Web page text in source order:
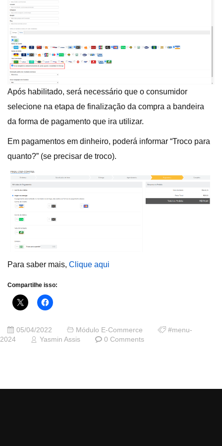
Após habilitado, será necessário que o consumidor
selecione na etapa de finalização da compra a bandeira
da forma de pagamento que ira utilizar.
Em pagamentos em dinheiro, poderá informar “Troco para
quanto?” (se precisar de troco).
Para saber mais, Clique aqui
Compartilhe isso:
05/04/2022 Módulo E-Commerce
#menu-
2024
Yasmin Assis 0 Comments